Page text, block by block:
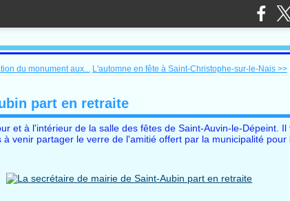
du monument aux... L'automne en fête à Saint-Christophe-sur-le-Nais >>
part en retraite
et à l'intérieur de la salle des fêtes de Saint-Auvin-le-Dépeint.
venir partager le verre de l'amitié offert par la municipalité